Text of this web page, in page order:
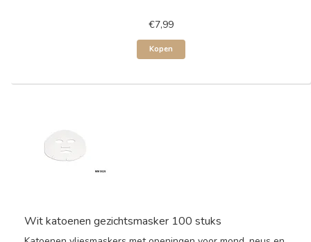
€7,99
Kopen
Wit katoenen gezichtsmasker 100 stuks